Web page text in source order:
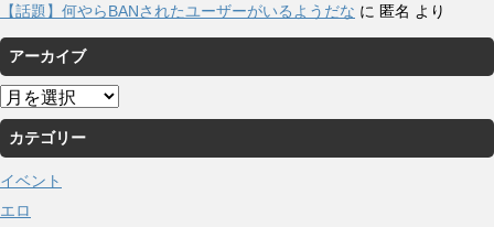
【話題】何やらBANされたユーザーがいるようだな に 匿名 より
アーカイブ
ア
ー
カ
イ
ブ
カテゴリー
イベント
エロ